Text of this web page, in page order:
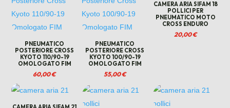
PNEUMATICO
POSTERIORE CROSS
KYOTO 110/90-19
OMOLOGATO FIM
60,00€
PNEUMATICO
POSTERIORE CROSS
KYOTO 100/90-19
OMOLOGATO FIM
55,00€
CAMERA ARIA SIFAM 18
POLLICI PER
PNEUMATICO MOTO
CROSS ENDURO
20,00€